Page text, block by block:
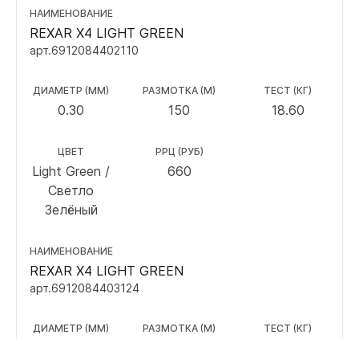
НАИМЕНОВАНИЕ
REXAR X4 LIGHT GREEN
арт.6912084402110
ДИАМЕТР (ММ)
0.30
РАЗМОТКА (М)
150
ТЕСТ (КГ)
18.60
ЦВЕТ
Light Green /
Светло
Зелёный
РРЦ (РУБ)
660
НАИМЕНОВАНИЕ
REXAR X4 LIGHT GREEN
арт.6912084403124
ДИАМЕТР (ММ) РАЗМОТКА (М) ТЕСТ (КГ)